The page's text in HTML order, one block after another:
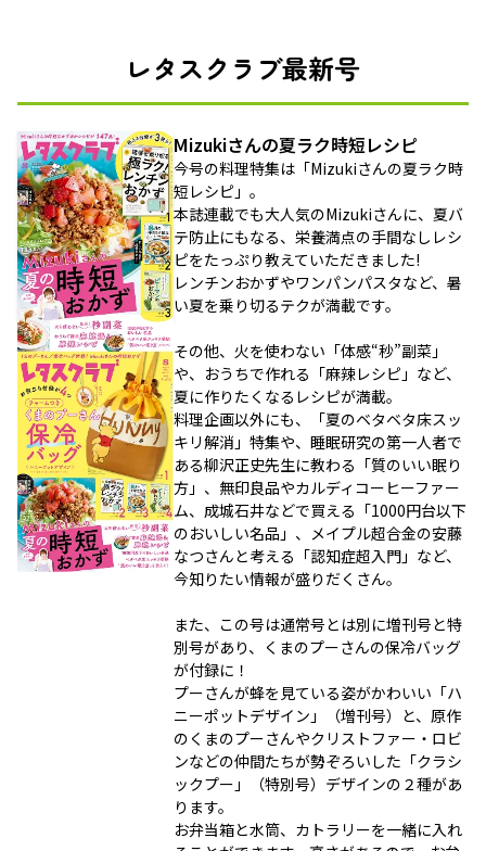
レタスクラブ最新号
Mizukiさんの夏ラク時短レシピ
今号の料理特集は「Mizukiさんの夏ラク時
短レシピ」。
本誌連載でも大人気のMizukiさんに、夏バ
テ防止にもなる、栄養満点の手間なしレシ
ピをたっぷり教えていただきました!
レンチンおかずやワンパンパスタなど、暑
い夏を乗り切るテクが満載です。
その他、火を使わない「体感“秒”副菜」
や、おうちで作れる「麻辣レシピ」など、
夏に作りたくなるレシピが満載。
料理企画以外にも、「夏のベタベタ床スッ
キリ解消」特集や、睡眠研究の第一人者で
ある柳沢正史先生に教わる「質のいい眠り
方」、無印良品やカルディコーヒーファー
ム、成城石井などで買える「1000円台以下
のおいしい名品」、メイプル超合金の安藤
なつさんと考える「認知症超入門」など、
今知りたい情報が盛りだくさん。
また、この号は通常号とは別に増刊号と特
別号があり、くまのプーさんの保冷バッグ
が付録に！
プーさんが蜂を見ている姿がかわいい「ハ
ニーポットデザイン」（増刊号）と、原作
のくまのプーさんやクリストファー・ロビ
ンなどの仲間たちが勢ぞろいした「クラシ
ックプー」（特別号）デザインの２種があ
ります。
お弁当箱と水筒、カトラリーを一緒に入れ